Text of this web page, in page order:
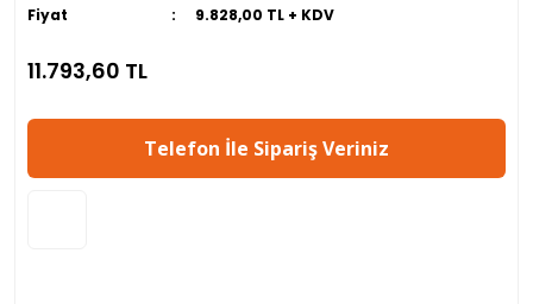
Fiyat
9.828,00 TL + KDV
11.793,60 TL
Telefon İle Sipariş Veriniz